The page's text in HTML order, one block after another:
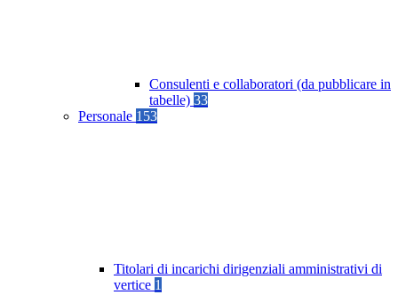
Consulenti e collaboratori (da pubblicare in
tabelle) 33
Personale 153
Titolari di incarichi dirigenziali amministrativi di
vertice 1